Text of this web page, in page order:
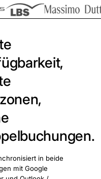
in beide
mit Google